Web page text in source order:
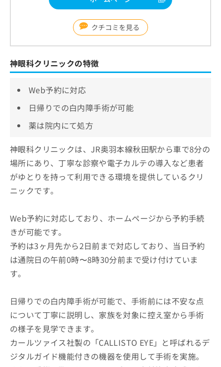
クチコミを見る
神眼科クリニックの特徴
Web予約に対応
日帰りでの白内障手術が可能
薬は院内にて処方
神眼科クリニックは、JR奥羽本線秋田駅から車で8分の
場所にあり、丁寧な診察や電子カルテの導入など患者
がゆとりを持って利用できる環境を提供しているクリ
ニックです。
Web予約に対応しており、ホームページから予約手続
きが可能です。
予約は3ヶ月先から2日前まで対応しており、当日予約
は通院日の午前0時〜8時30分前まで受け付けていま
す。
日帰りでの白内障手術が可能で、手術前には不安な点
について丁寧に説明し、家族を対象に控え室から手術
の様子を見学できます。
カールツァイス社製の「CALLISTO EYE」と呼ばれるデ
ジタルガイド機能付きの機器を使用して手術を実施。